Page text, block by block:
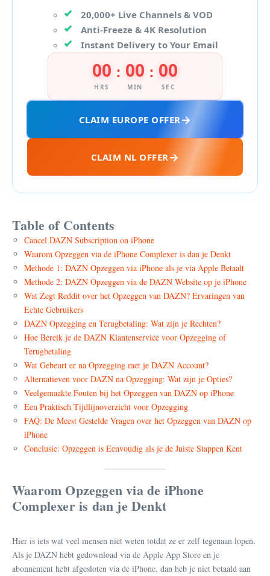
20,000+ Live Channels & VOD
Anti-Freeze & 4K Resolution
Instant Delivery to Your Email
00
HRS
: 00
MIN
: 00
SEC
CLAIM EUROPE OFFER
CLAIM NL OFFER
Table of Contents
Cancel DAZN Subscription on iPhone
Waarom Opzeggen via de iPhone Complexer is dan je Denkt
Methode 1: DAZN Opzeggen via iPhone als je via Apple Betaalt
Methode 2: DAZN Opzeggen via de DAZN Website op je iPhone
Wat Zegt Reddit over het Opzeggen van DAZN? Ervaringen van
Echte Gebruikers
DAZN Opzegging en Terugbetaling: Wat zijn je Rechten?
Hoe Bereik je de DAZN Klantenservice voor Opzegging of
Terugbetaling
Wat Gebeurt er na Opzegging met je DAZN Account?
Alternatieven voor DAZN na Opzegging: Wat zijn je Opties?
Veelgemaakte Fouten bij het Opzeggen van DAZN op iPhone
Een Praktisch Tijdlijnoverzicht voor Opzegging
FAQ: De Meest Gestelde Vragen over het Opzeggen van DAZN op
iPhone
Conclusie: Opzeggen is Eenvoudig als je de Juiste Stappen Kent
Waarom Opzeggen via de iPhone
Complexer is dan je Denkt
Hier is iets wat veel mensen niet weten totdat ze er zelf tegenaan lopen.
Als je DAZN hebt gedownload via de Apple App Store en je
abonnement hebt afgesloten via de iPhone, dan heb je niet betaald aan